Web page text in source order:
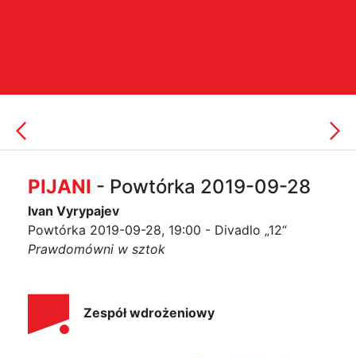
PIJANI - Powtórka 2019-09-28
Ivan Vyrypajev
Powtórka 2019-09-28, 19:00 - Divadlo „12“
Prawdomówni w sztok
Zespół wdrożeniowy